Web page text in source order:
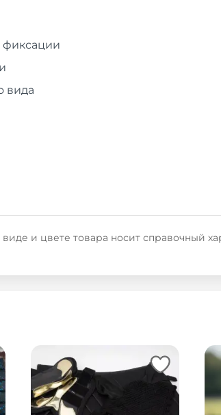
фиксации
вида
и цвете товара носит справочный